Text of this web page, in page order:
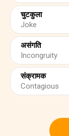
चुटकुला
Joke
असंगति
Incongruity
संक्रामक
Contagious